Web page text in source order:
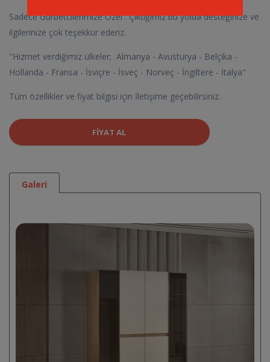
Sadece Gurbetcilerimize Özel : Çıktığımız bu yolda desteğinize ve
ilgilerinize çok teşekkür ederiz.
"Hizmet verdiğimiz ülkeler; Almanya - Avusturya - Belçika -
Hollanda - Fransa - İsviçre - İsveç - Norveç - İngiltere - İtalya"
Tüm özellikler ve fiyat bilgisi için İletişime geçebilirsiniz.
FIYAT AL
Galeri